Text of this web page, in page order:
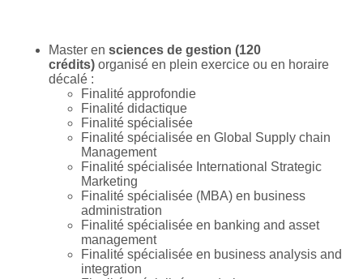
Master en sciences de gestion (120
crédits) organisé en plein exercice ou en horaire
décalé :
Finalité approfondie
Finalité didactique
Finalité spécialisée
Finalité spécialisée en Global Supply chain
Management
Finalité spécialisée International Strategic
Marketing
Finalité spécialisée (MBA) en business
administration
Finalité spécialisée en banking and asset
management
Finalité spécialisée en business analysis and
integration